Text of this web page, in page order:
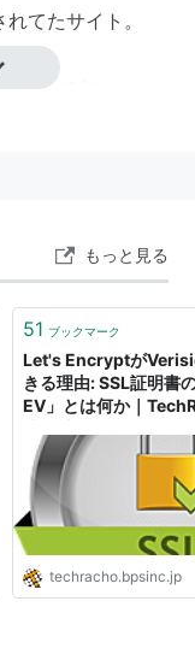
てたサイト。
命令でSite
もっと見る
51 ブックマーク
Let's Encryptが
きる理由: SSL証明書
EV」とは何か｜
techracho.bpsinc.jp